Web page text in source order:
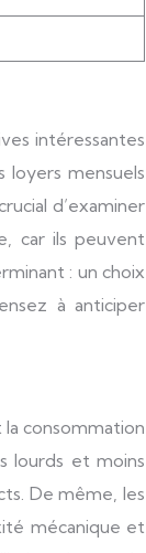
intéressantes
mensuels
d’examiner
car ils peuvent
: un choix
à anticiper
consommation
lourds et moins
De même, les
mécanique et